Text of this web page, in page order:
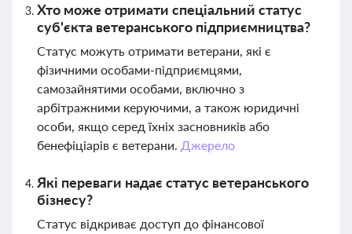
Хто може отримати спеціальний статус
суб'єкта ветеранського підприємництва?
Статус можуть отримати ветерани, які є
фізичними особами-підприємцями,
самозайнятими особами, включно з
арбітражними керуючими, а також юридичні
особи, якщо серед їхніх засновників або
бенефіціарів є ветерани. Джерело
Які переваги надає статус ветеранського
бізнесу?
Статус відкриває доступ до фінансової